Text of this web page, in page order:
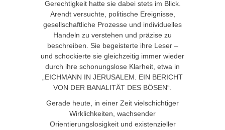
Gerechtigkeit hatte sie dabei stets im Blick.
Arendt versuchte, politische Ereignisse,
gesellschaftliche Prozesse und individuelles
Handeln zu verstehen und präzise zu
beschreiben. Sie begeisterte ihre Leser –
und schockierte sie gleichzeitig immer wieder
durch ihre schonungslose Klarheit, etwa in
„EICHMANN IN JERUSALEM. EIN BERICHT
VON DER BANALITÄT DES BÖSEN“.
Gerade heute, in einer Zeit vielschichtiger
Wirklichkeiten, wachsender
Orientierungslosigkeit und existenzieller